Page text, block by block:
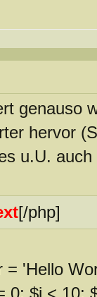
genauso
hervor
u.U.
[/php]
= 'Hello
0; $i < 10;